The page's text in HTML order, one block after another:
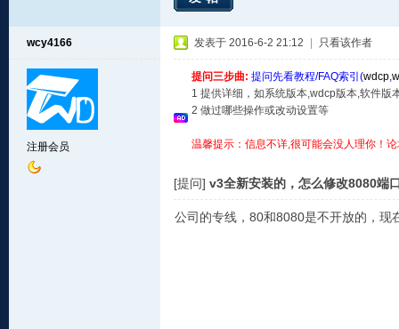
wcy4166
注册会员
发表于 2016-6-2 21:12 只看该作者
提问三步曲: 提问先看教程/FAQ索引(wdcp,
1 提供详细，如系统版本,wdcp版本,软件版
2 做过哪些操作或改动设置等
温馨提示：信息不详,很可能会没人理你！
[提问] v3全新安装的，怎么修改8080端
公司的专线，80和8080是不开放的，现